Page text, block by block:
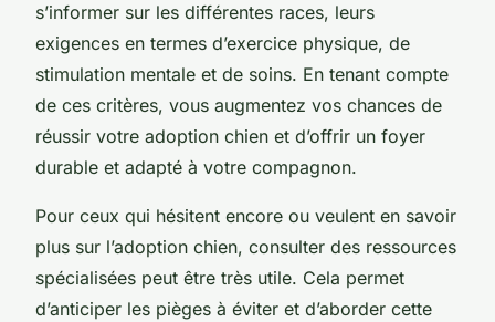
s’informer sur les différentes races, leurs
exigences en termes d’exercice physique, de
stimulation mentale et de soins. En tenant compte
de ces critères, vous augmentez vos chances de
réussir votre adoption chien et d’offrir un foyer
durable et adapté à votre compagnon.
Pour ceux qui hésitent encore ou veulent en savoir
plus sur l’adoption chien, consulter des ressources
spécialisées peut être très utile. Cela permet
d’anticiper les pièges à éviter et d’aborder cette